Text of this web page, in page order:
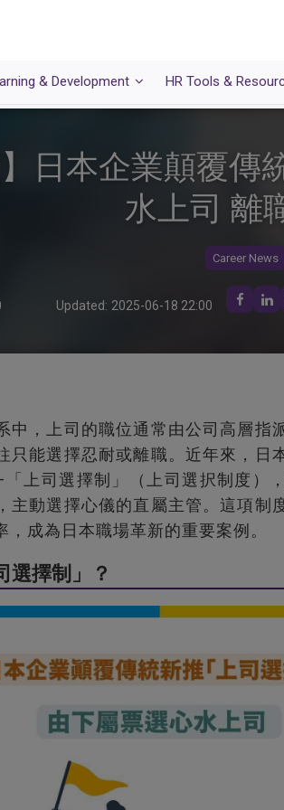
& Development HR Tools &
】日本企業顛覆
水上司 離
Career News
Updated: 2025-06-18 22:00
中，上司的職位通常由公司高層指
只能選擇忍耐或離職。近年來，日
上司選擇制」（上司選択制度）
主動選擇心儀的直屬主管。這項制
成為日本職場革新的重要案例。
選擇制」？